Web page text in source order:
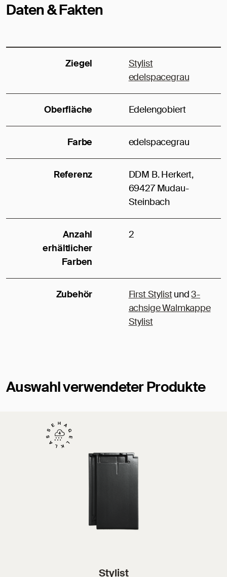
Daten & Fakten
Ziegel
Stylist
edelspacegrau
Oberfläche Edelengobiert
Farbe edelspacegrau
Referenz
DDM B. Herkert,
69427 Mudau-
Steinbach
Anzahl
erhältlicher
Farben
2
Zubehör First Stylistund3-
achsige Walmkappe
Stylist
Auswahl verwendeter Produkte
Stylist